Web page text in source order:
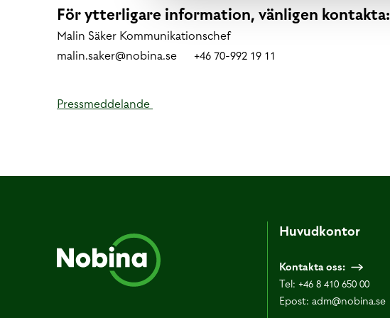
För ytterligare information, vänligen kontakta:
Malin Säker Kommunikationschef
malin.saker@nobina.se +46 70-992 19 11
Pressmeddelande
Huvudkontor
Kontakta oss:
Tel: +46 8 410 650 00
Epost: adm@nobina.se